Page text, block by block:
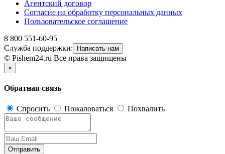
Агентский договор
Согласие на обработку персональных данных
Пользовательское соглашение
8 800 551-60-95
Служба поддержки:
Написать нам
© Pishem24.ru Все права защищены
×
Обратная связь
Спросить Пожаловаться Похвалить
Отправить